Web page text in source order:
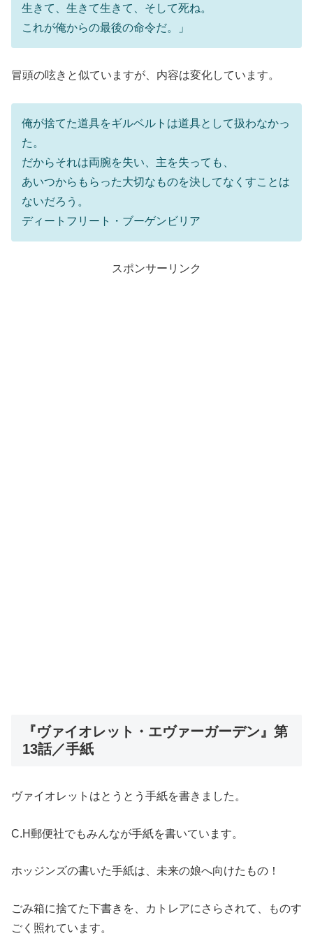
生きて、生きて生きて、そして死ね。
これが俺からの最後の命令だ。」
冒頭の呟きと似ていますが、内容は変化しています。
俺が捨てた道具をギルベルトは道具として扱わなかっ
た。
だからそれは両腕を失い、主を失っても、
あいつからもらった大切なものを決してなくすことは
ないだろう。
ディートフリート・ブーゲンビリア
スポンサーリンク
『ヴァイオレット・エヴァーガーデン』第
13話／手紙
ヴァイオレットはとうとう手紙を書きました。
C.H郵便社でもみんなが手紙を書いています。
ホッジンズの書いた手紙は、未来の娘へ向けたもの！
ごみ箱に捨てた下書きを、カトレアにさらされて、ものす
ごく照れています。